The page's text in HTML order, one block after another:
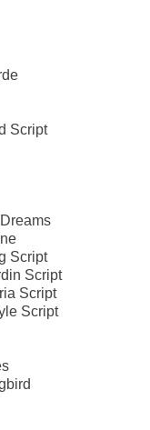
Script
Script
Script
Script
Script